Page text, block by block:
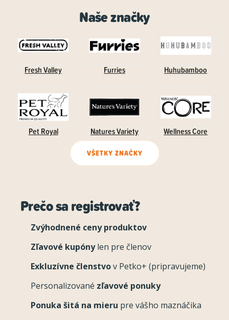
Naše značky
Fresh Valley Furries Huhubamboo
Pet Royal Natures Variety Wellness Core
VŠETKY ZNAČKY
Prečo sa registrovať?
Zvýhodnené ceny produktov
Zľavové kupónylen pre členov
Exkluzívne členstvov Petko+ (pripravujeme)
Personalizované zľavové ponuky
Ponuka šitá na mieru pre vášho maznáčika